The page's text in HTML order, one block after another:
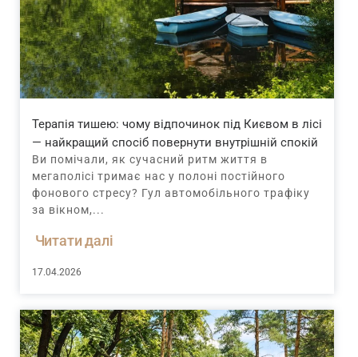
Терапія тишею: чому відпочинок під Києвом в лісі
— найкращий спосіб повернути внутрішній спокій
Ви помічали, як сучасний ритм життя в
мегаполісі тримає нас у полоні постійного
фонового стресу? Гул автомобільного трафіку
за вікном,...
Читати далі
17.04.2026